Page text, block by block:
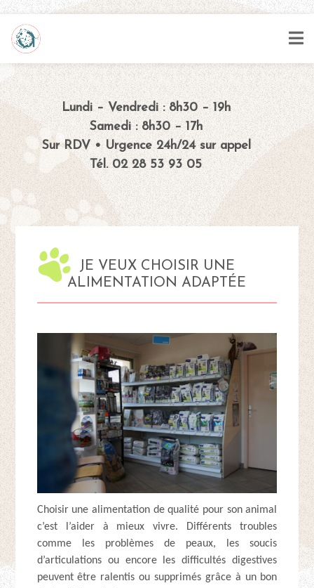
Lundi – Vendredi : 8h30 – 19h
Samedi : 8h30 – 17h
Sur RDV • Urgence 24h/24 sur appel
Tél. 02 28 53 93 05
JE VEUX CHOISIR UNE
ALIMENTATION ADAPTÉE
Choisir une alimentation de qualité pour son animal
c’est l’aider à mieux vivre. Différents troubles
comme les problèmes de peaux, les soucis
d’articulations ou encore les difficultés digestives
peuvent être ralentis ou supprimés grâce à un bon